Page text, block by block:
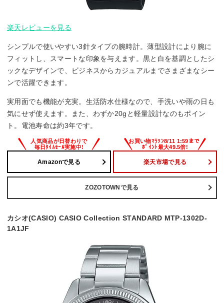
楽天レビューを見る
シンプルで使いやすい3針タイプの腕時計。薄型設計により腕に
フィットし、スマートな印象を与えます。黒と白を基調としたシ
ックなデザインで、ビジネスからカジュアルまでさまざまなシー
ンで活躍できます。
実用面でも機能が充実。生活防水仕様なので、手洗いや雨の日も
気にせず使えます。また、わずか20gと軽量設計なのもポイン
ト。電池寿命は約3年です。
Amazonで見る 楽天市場で見る
ZOZOTOWNで見る
カシオ(CASIO) CASIO Collection STANDARD MTP-1302D-
1A1JF